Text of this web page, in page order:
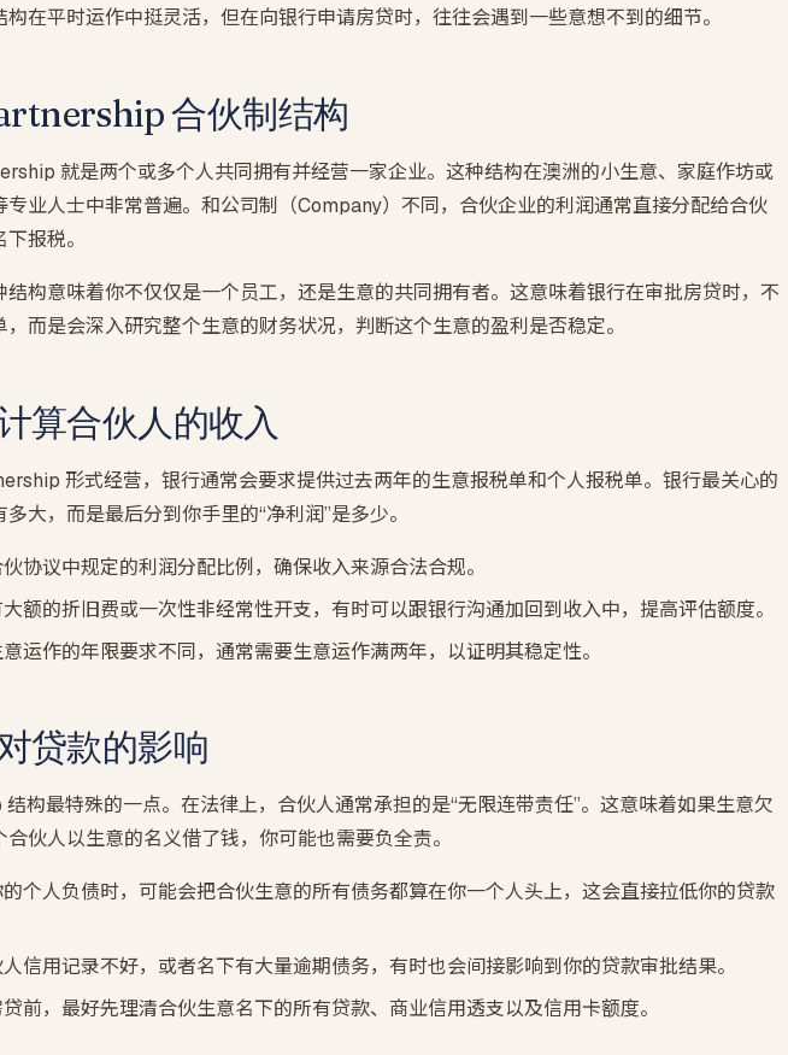
在平时运作中挺灵活，但在向银行申请房贷时，往往会遇到一些意想不到的细节。
合伙制结构
就是两个或多个人共同拥有并经营一家企业。这种结构在澳洲的小生意、家庭作坊或
专业人士中非常普遍。和公司制（Company）不同，合伙企业的利润通常直接分配给合伙
报税。
结构意味着你不仅仅是一个员工，还是生意的共同拥有者。这意味着银行在审批房贷时，不
而是会深入研究整个生意的财务状况，判断这个生意的盈利是否稳定。
算合伙人的收入
形式经营，银行通常会要求提供过去两年的生意报税单和个人报税单。银行最关心的
大，而是最后分到你手里的“净利润”是多少。
协议中规定的利润分配比例，确保收入来源合法合规。
额的折旧费或一次性非经常性开支，有时可以跟银行沟通加回到收入中，提高评估额度。
运作的年限要求不同，通常需要生意运作满两年，以证明其稳定性。
贷款的影响
构最特殊的一点。在法律上，合伙人通常承担的是“无限连带责任”。这意味着如果生意欠
伙人以生意的名义借了钱，你可能也需要负全责。
个人负债时，可能会把合伙生意的所有债务都算在你一个人头上，这会直接拉低你的贷款
信用记录不好，或者名下有大量逾期债务，有时也会间接影响到你的贷款审批结果。
前，最好先理清合伙生意名下的所有贷款、商业信用透支以及信用卡额度。